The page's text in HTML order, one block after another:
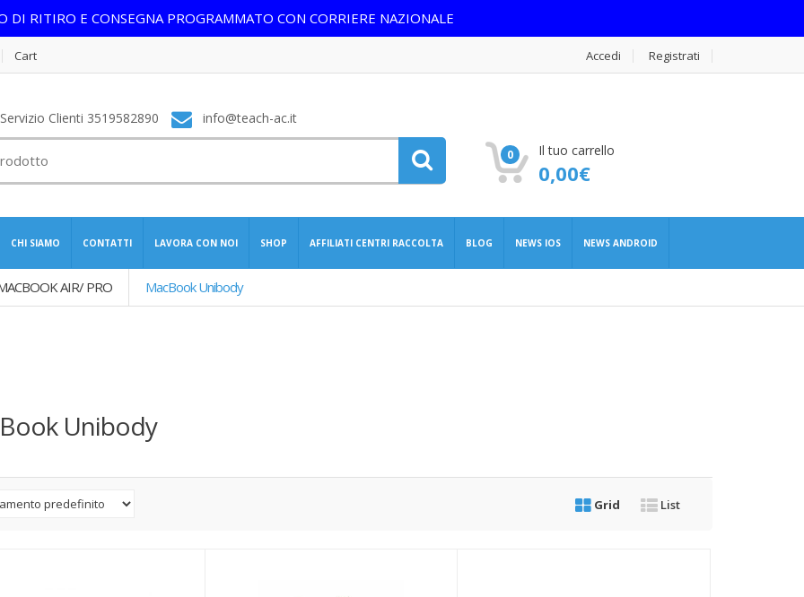
DI RITIRO E CONSEGNA PROGRAMMATO CON CORRIERE NAZIONALE
Cart Accedi Registrati
Clienti 3519582890 info@teach-ac.it
0 Il tuo carrello
0,00€
CHI SIAMO CONTATTI LAVORA CON NOI SHOP AFFILIATI CENTRI RACCOLTA BLOG NEWS IOS NEWS ANDROID
AIR/ PRO MacBook Unibody
Unibody
Grid List